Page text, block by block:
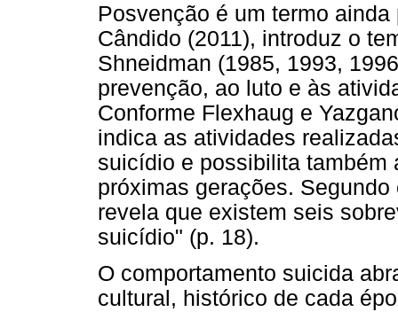
Posvenção é um termo
Cândido (2011), introduz o
Shneidman (1985, 1993,
prevenção, ao luto e às
Conforme Flexhaug e
indica as atividades
suicídio e possibilita também
próximas gerações.
revela que existem seis
suicídio" (p. 18).
O comportamento suicida
cultural, histórico de cada